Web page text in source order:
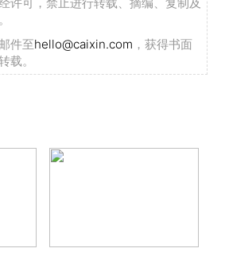
件至hello@caixin.com ，获得书面
载。